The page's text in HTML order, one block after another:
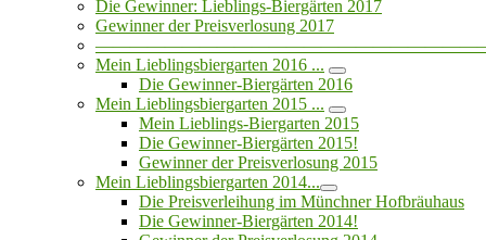
Die Gewinner: Lieblings-Biergärten 2017
Gewinner der Preisverlosung 2017
Mein Lieblingsbiergarten 2016 ...
Die Gewinner-Biergärten 2016
Mein Lieblingsbiergarten 2015 ...
Mein Lieblings-Biergarten 2015
Die Gewinner-Biergärten 2015!
Gewinner der Preisverlosung 2015
Mein Lieblingsbiergarten 2014...
Die Preisverleihung im Münchner Hofbräuhaus
Die Gewinner-Biergärten 2014!